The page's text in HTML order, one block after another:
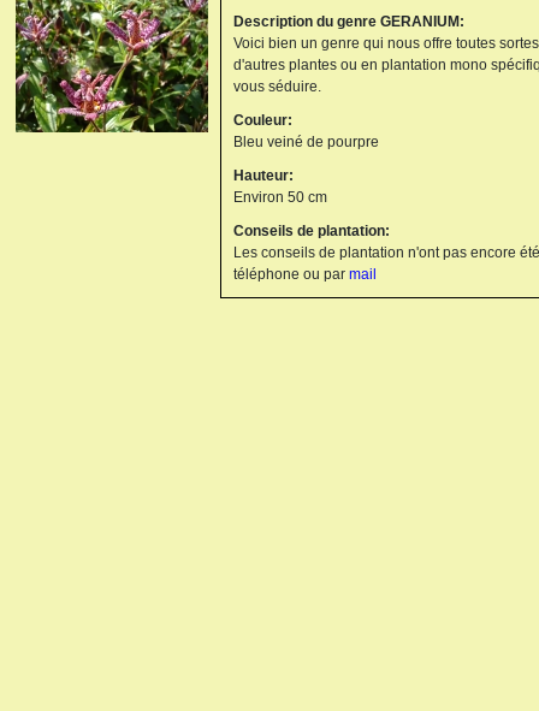
Description du genre GERANIUM:
Voici bien un genre qui nous offre toutes
d'autres plantes ou en plantation mono
vous séduire.
Couleur:
Bleu veiné de pourpre
Hauteur:
Environ 50 cm
Conseils de plantation:
Les conseils de plantation n'ont pas encore
téléphone ou par mail